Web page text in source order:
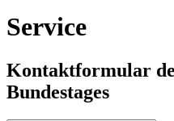
Service
Kontaktformular
Bundestages